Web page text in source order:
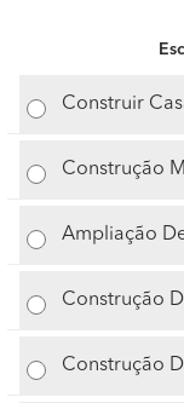
Construir
Construção
Ampliação
Construção
Construção